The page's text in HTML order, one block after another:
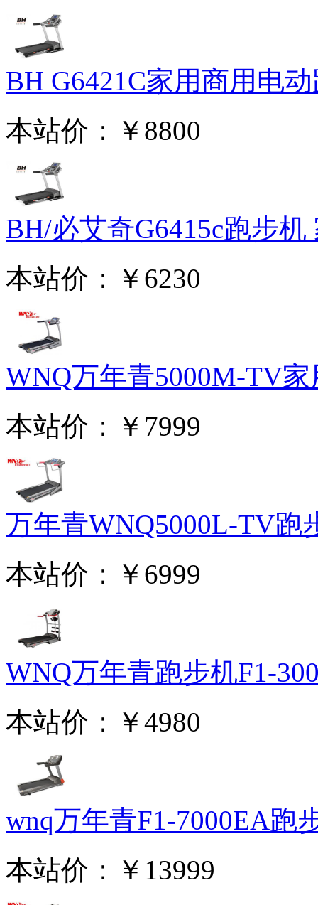
BH G6421C家用商用电
本站价：
￥8800
BH/必艾奇G6415c跑步机
本站价：
￥6230
WNQ万年青5000M-TV家
本站价：
￥7999
万年青WNQ5000L-TV跑
本站价：
￥6999
WNQ万年青跑步机F1-
本站价：
￥4980
wnq万年青F1-7000EA跑
本站价：
￥13999